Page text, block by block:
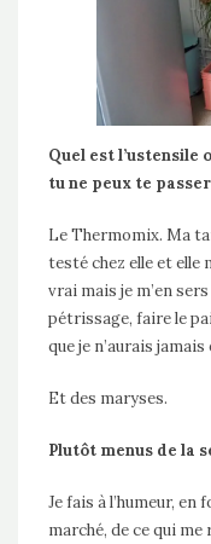
Quel est
tu ne peux te
Le Thermomix. Ma
testé chez elle et elle
vrai mais je m’en
pétrissage, faire le
que je n’aurais
Et des maryses.
Plutôt menus de la
Je fais à l’humeur, en
marché, de ce qui me